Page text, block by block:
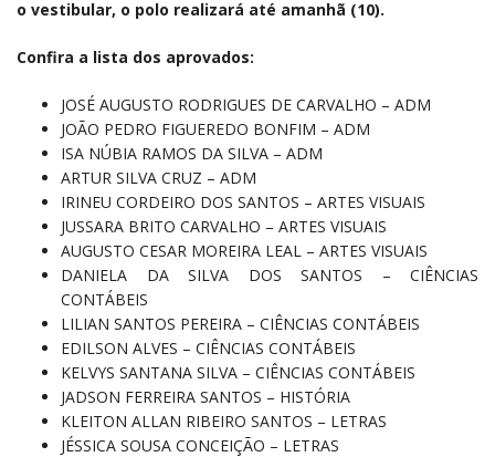
o vestibular, o polo realizará até amanhã (10).
Confira a lista dos aprovados:
JOSÉ AUGUSTO RODRIGUES DE CARVALHO – ADM
JOÃO PEDRO FIGUEREDO BONFIM – ADM
ISA NÚBIA RAMOS DA SILVA – ADM
ARTUR SILVA CRUZ – ADM
IRINEU CORDEIRO DOS SANTOS – ARTES VISUAIS
JUSSARA BRITO CARVALHO – ARTES VISUAIS
AUGUSTO CESAR MOREIRA LEAL – ARTES VISUAIS
DANIELA DA SILVA DOS SANTOS – CIÊNCIAS
CONTÁBEIS
LILIAN SANTOS PEREIRA – CIÊNCIAS CONTÁBEIS
EDILSON ALVES – CIÊNCIAS CONTÁBEIS
KELVYS SANTANA SILVA – CIÊNCIAS CONTÁBEIS
JADSON FERREIRA SANTOS – HISTÓRIA
KLEITON ALLAN RIBEIRO SANTOS – LETRAS
JÉSSICA SOUSA CONCEIÇÃO – LETRAS